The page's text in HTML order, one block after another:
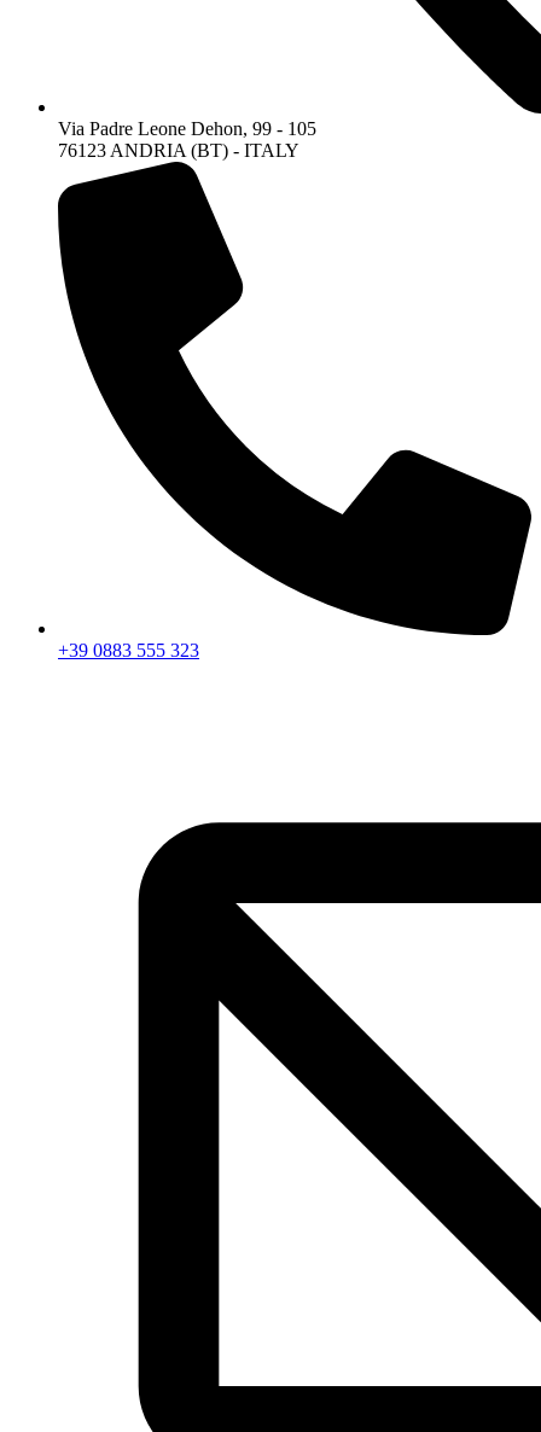
Via Padre Leone Dehon, 99 - 105
76123 ANDRIA (BT) - ITALY
+39 0883 555 323